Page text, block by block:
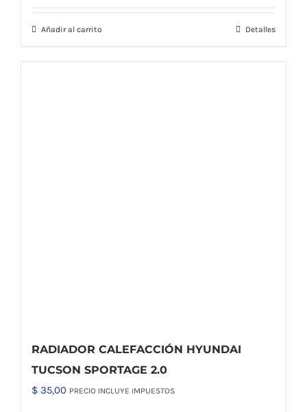
Añadir al carrito Detalles
RADIADOR CALEFACCIÓN HYUNDAI
TUCSON SPORTAGE 2.0
$ 35,00 PRECIO INCLUYE IMPUESTOS